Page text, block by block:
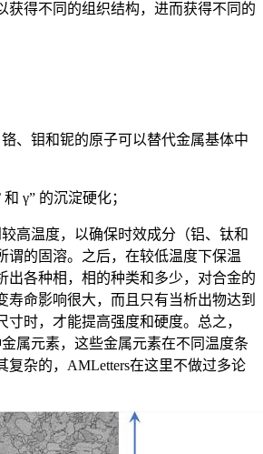
获得不同的组织结构，进而获得不同的
铬、钼和铌的原子可以替代金属基体中
和 γ” 的沉淀硬化；
高温度，以确保时效成分（铝、钛和
的固溶。之后，在较低温度下保温
出各种相，相的种类和多少，对合金的
寿命影响很大，而且只有当析出物达到
寸时，才能提高强度和硬度。总之，
属元素，这些金属元素在不同温度条
复杂的，AMLetters在这里不做过多论